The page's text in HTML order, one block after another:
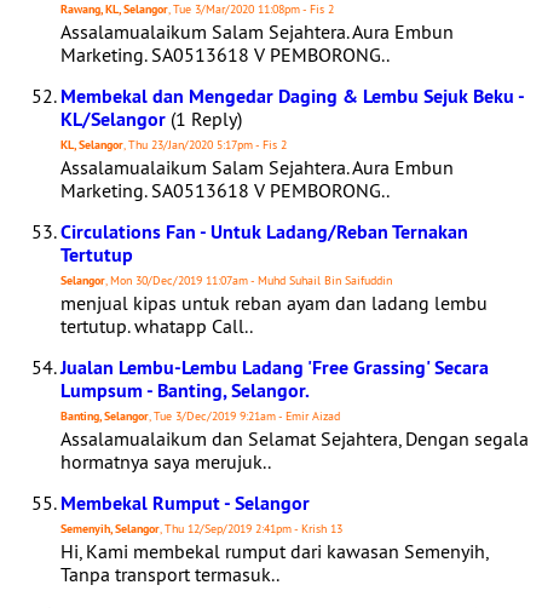
Rawang, KL, Selangor, Tue 3/Mar/2020 11:08pm - Fis 2
Assalamualaikum Salam Sejahtera. Aura Embun
Marketing. SA0513618 V PEMBORONG..
Membekal dan Mengedar Daging & Lembu Sejuk Beku -
KL/Selangor (1 Reply)
KL, Selangor, Thu 23/Jan/2020 5:17pm - Fis 2
Assalamualaikum Salam Sejahtera. Aura Embun
Marketing. SA0513618 V PEMBORONG..
Circulations Fan - Untuk Ladang/Reban Ternakan
Tertutup
Selangor, Mon 30/Dec/2019 11:07am - Muhd Suhail Bin Saifuddin
menjual kipas untuk reban ayam dan ladang lembu
tertutup. whatapp Call..
Jualan Lembu-Lembu Ladang 'Free Grassing' Secara
Lumpsum - Banting, Selangor.
Banting, Selangor, Tue 3/Dec/2019 9:21am - Emir Aizad
Assalamualaikum dan Selamat Sejahtera, Dengan segala
hormatnya saya merujuk..
Membekal Rumput - Selangor
Semenyih, Selangor, Thu 12/Sep/2019 2:41pm - Krish 13
Hi, Kami membekal rumput dari kawasan Semenyih,
Tanpa transport termasuk..